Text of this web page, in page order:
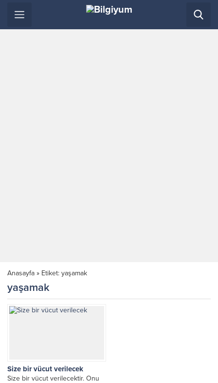
Anasayfa » Etiket: yaşamak
yaşamak
Size bir vücut verilecek
Size bir vücut verilecektir. Onu